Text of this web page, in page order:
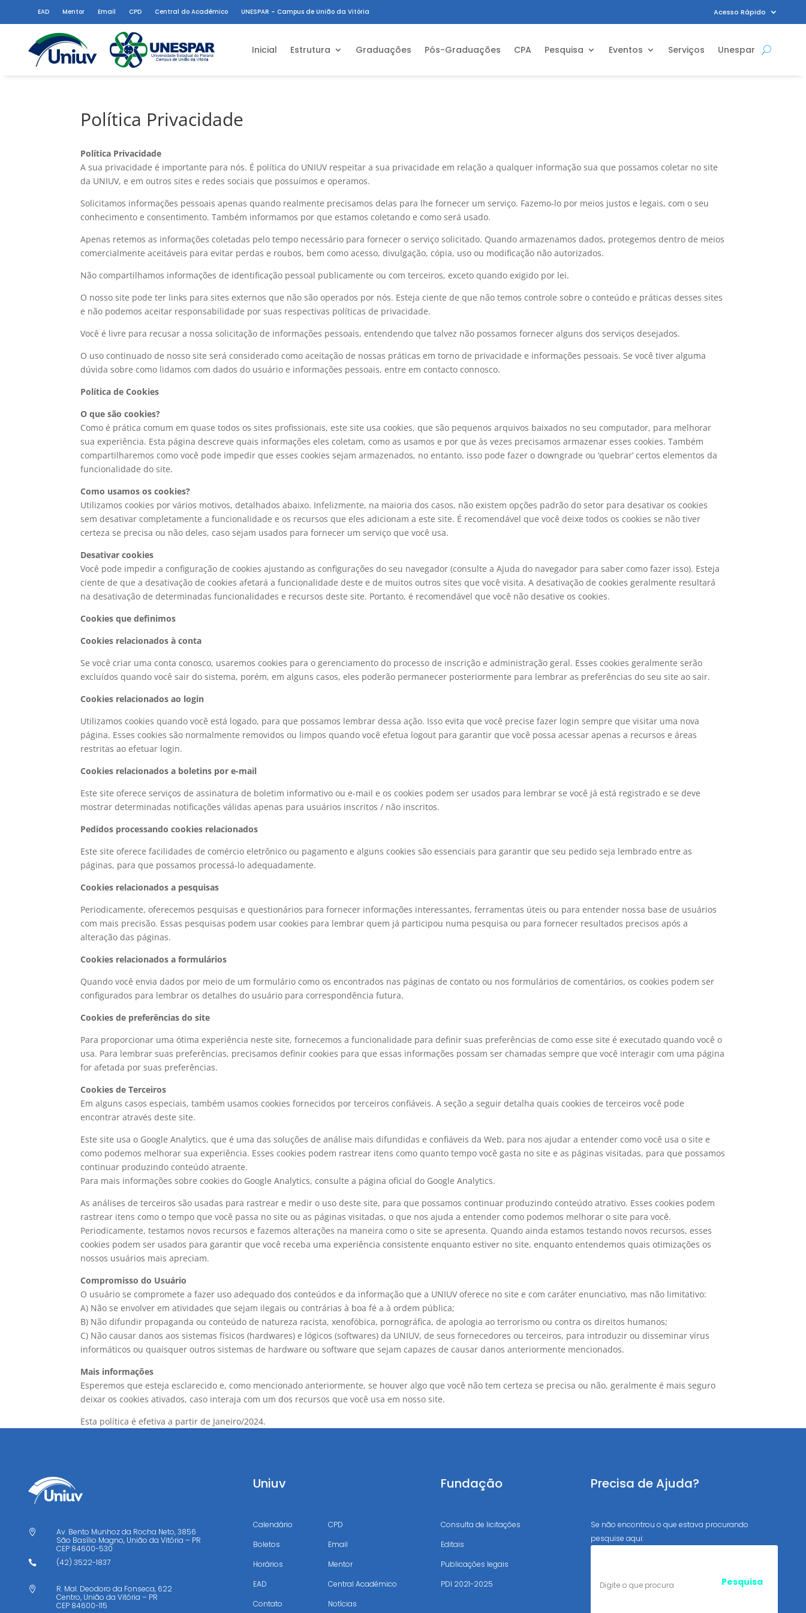
EAD Mentor Email CPD Central do Acadêmico UNESPAR – Campus de União da Vitória Acesso Rápido
Inicial Estrutura Graduações Pós-Graduações CPA Pesquisa Eventos Serviços Unespar
Política Privacidade
Política Privacidade
A sua privacidade é importante para nós. É política do UNIUV respeitar a sua privacidade em relação a qualquer informação sua que possamos coletar no site
da UNIUV, e em outros sites e redes sociais que possuímos e operamos.
Solicitamos informações pessoais apenas quando realmente precisamos delas para lhe fornecer um serviço. Fazemo-lo por meios justos e legais, com o seu
conhecimento e consentimento. Também informamos por que estamos coletando e como será usado.
Apenas retemos as informações coletadas pelo tempo necessário para fornecer o serviço solicitado. Quando armazenamos dados, protegemos dentro de meios
comercialmente aceitáveis ​​para evitar perdas e roubos, bem como acesso, divulgação, cópia, uso ou modificação não autorizados.
Não compartilhamos informações de identificação pessoal publicamente ou com terceiros, exceto quando exigido por lei.
O nosso site pode ter links para sites externos que não são operados por nós. Esteja ciente de que não temos controle sobre o conteúdo e práticas desses sites
e não podemos aceitar responsabilidade por suas respectivas políticas de privacidade.
Você é livre para recusar a nossa solicitação de informações pessoais, entendendo que talvez não possamos fornecer alguns dos serviços desejados.
O uso continuado de nosso site será considerado como aceitação de nossas práticas em torno de privacidade e informações pessoais. Se você tiver alguma
dúvida sobre como lidamos com dados do usuário e informações pessoais, entre em contacto connosco.
Política de Cookies
O que são cookies?
Como é prática comum em quase todos os sites profissionais, este site usa cookies, que são pequenos arquivos baixados no seu computador, para melhorar
sua experiência. Esta página descreve quais informações eles coletam, como as usamos e por que às vezes precisamos armazenar esses cookies. Também
compartilharemos como você pode impedir que esses cookies sejam armazenados, no entanto, isso pode fazer o downgrade ou ‘quebrar’ certos elementos da
funcionalidade do site.
Como usamos os cookies?
Utilizamos cookies por vários motivos, detalhados abaixo. Infelizmente, na maioria dos casos, não existem opções padrão do setor para desativar os cookies
sem desativar completamente a funcionalidade e os recursos que eles adicionam a este site. É recomendável que você deixe todos os cookies se não tiver
certeza se precisa ou não deles, caso sejam usados ​​para fornecer um serviço que você usa.
Desativar cookies
Você pode impedir a configuração de cookies ajustando as configurações do seu navegador (consulte a Ajuda do navegador para saber como fazer isso). Esteja
ciente de que a desativação de cookies afetará a funcionalidade deste e de muitos outros sites que você visita. A desativação de cookies geralmente resultará
na desativação de determinadas funcionalidades e recursos deste site. Portanto, é recomendável que você não desative os cookies.
Cookies que definimos
Cookies relacionados à conta
Se você criar uma conta conosco, usaremos cookies para o gerenciamento do processo de inscrição e administração geral. Esses cookies geralmente serão
excluídos quando você sair do sistema, porém, em alguns casos, eles poderão permanecer posteriormente para lembrar as preferências do seu site ao sair.
Cookies relacionados ao login
Utilizamos cookies quando você está logado, para que possamos lembrar dessa ação. Isso evita que você precise fazer login sempre que visitar uma nova
página. Esses cookies são normalmente removidos ou limpos quando você efetua logout para garantir que você possa acessar apenas a recursos e áreas
restritas ao efetuar login.
Cookies relacionados a boletins por e-mail
Este site oferece serviços de assinatura de boletim informativo ou e-mail e os cookies podem ser usados ​​para lembrar se você já está registrado e se deve
mostrar determinadas notificações válidas apenas para usuários inscritos / não inscritos.
Pedidos processando cookies relacionados
Este site oferece facilidades de comércio eletrônico ou pagamento e alguns cookies são essenciais para garantir que seu pedido seja lembrado entre as
páginas, para que possamos processá-lo adequadamente.
Cookies relacionados a pesquisas
Periodicamente, oferecemos pesquisas e questionários para fornecer informações interessantes, ferramentas úteis ou para entender nossa base de usuários
com mais precisão. Essas pesquisas podem usar cookies para lembrar quem já participou numa pesquisa ou para fornecer resultados precisos após a
alteração das páginas.
Cookies relacionados a formulários
Quando você envia dados por meio de um formulário como os encontrados nas páginas de contato ou nos formulários de comentários, os cookies podem ser
configurados para lembrar os detalhes do usuário para correspondência futura.
Cookies de preferências do site
Para proporcionar uma ótima experiência neste site, fornecemos a funcionalidade para definir suas preferências de como esse site é executado quando você o
usa. Para lembrar suas preferências, precisamos definir cookies para que essas informações possam ser chamadas sempre que você interagir com uma página
for afetada por suas preferências.
Cookies de Terceiros
Em alguns casos especiais, também usamos cookies fornecidos por terceiros confiáveis. A seção a seguir detalha quais cookies de terceiros você pode
encontrar através deste site.
Este site usa o Google Analytics, que é uma das soluções de análise mais difundidas e confiáveis ​​da Web, para nos ajudar a entender como você usa o site e
como podemos melhorar sua experiência. Esses cookies podem rastrear itens como quanto tempo você gasta no site e as páginas visitadas, para que possamos
continuar produzindo conteúdo atraente.
Para mais informações sobre cookies do Google Analytics, consulte a página oficial do Google Analytics.
As análises de terceiros são usadas para rastrear e medir o uso deste site, para que possamos continuar produzindo conteúdo atrativo. Esses cookies podem
rastrear itens como o tempo que você passa no site ou as páginas visitadas, o que nos ajuda a entender como podemos melhorar o site para você.
Periodicamente, testamos novos recursos e fazemos alterações na maneira como o site se apresenta. Quando ainda estamos testando novos recursos, esses
cookies podem ser usados ​​para garantir que você receba uma experiência consistente enquanto estiver no site, enquanto entendemos quais otimizações os
nossos usuários mais apreciam.
Compromisso do Usuário
O usuário se compromete a fazer uso adequado dos conteúdos e da informação que a UNIUV oferece no site e com caráter enunciativo, mas não limitativo:
A) Não se envolver em atividades que sejam ilegais ou contrárias à boa fé a à ordem pública;
B) Não difundir propaganda ou conteúdo de natureza racista, xenofóbica, pornográfica, de apologia ao terrorismo ou contra os direitos humanos;
C) Não causar danos aos sistemas físicos (hardwares) e lógicos (softwares) da UNIUV, de seus fornecedores ou terceiros, para introduzir ou disseminar vírus
informáticos ou quaisquer outros sistemas de hardware ou software que sejam capazes de causar danos anteriormente mencionados.
Mais informações
Esperemos que esteja esclarecido e, como mencionado anteriormente, se houver algo que você não tem certeza se precisa ou não, geralmente é mais seguro
deixar os cookies ativados, caso interaja com um dos recursos que você usa em nosso site.
Esta política é efetiva a partir de Janeiro/2024.

Av. Bento Munhoz da Rocha Neto, 3856
São Basílio Magno, União da Vitória – PR
CEP 84600-530
 (42) 3522-1837

R. Mal. Deodoro da Fonseca, 622
Centro, União da Vitória – PR
CEP 84600-115
Uniuv
Calendário
Boletos
Horários
EAD
Contato
CPD
Email
Mentor
Central Acadêmico
Notícias
Fundação
Consulta de licitações
Editais
Publicações legais
PDI 2021-2025
Precisa de Ajuda?
Se não encontrou o que estava procurando
pesquise aqui: